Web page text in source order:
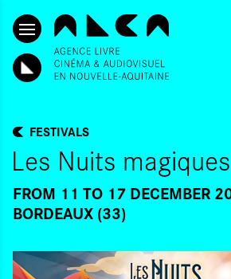
SKIP TO CONTENT
FESTIVALS
Les Nuits
FROM 11 TO 17 DECEMBER
BORDEAUX (33)